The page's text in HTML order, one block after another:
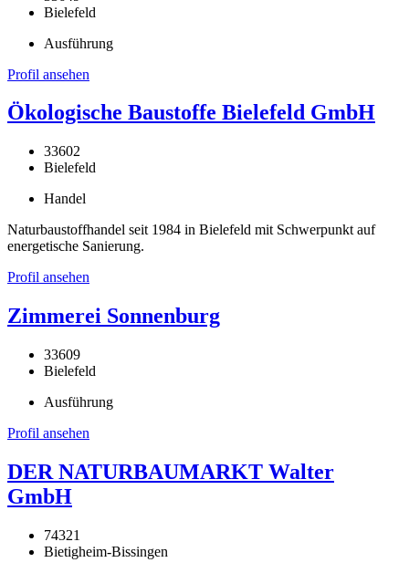
Bielefeld
Ausführung
Profil ansehen
Ökologische Baustoffe Bielefeld GmbH
33602
Bielefeld
Handel
Naturbaustoffhandel seit 1984 in Bielefeld mit Schwerpunkt auf
energetische Sanierung.
Profil ansehen
Zimmerei Sonnenburg
33609
Bielefeld
Ausführung
Profil ansehen
DER NATURBAUMARKT Walter
GmbH
74321
Bietigheim-Bissingen